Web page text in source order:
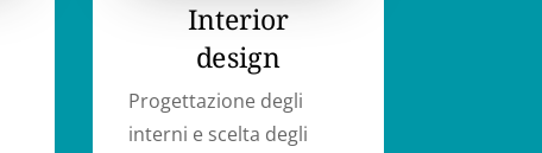
Interior
design
Progettazione degli
interni e scelta degli